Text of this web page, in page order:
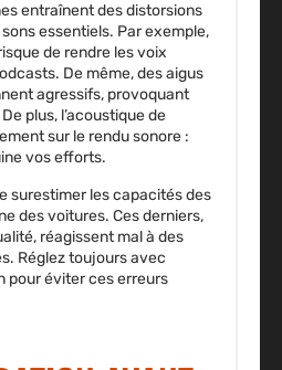
entraînent des distorsions
essentiels. Par exemple,
de rendre les voix
De même, des aigus
agressifs, provoquant
plus, l’acoustique de
sur le rendu sonore :
vos efforts.
surestimer les capacités des
des voitures. Ces derniers,
réagissent mal à des
Réglez toujours avec
pour éviter ces erreurs